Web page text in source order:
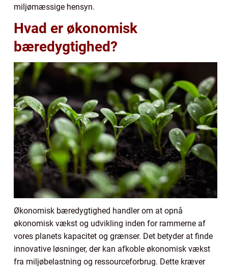
miljømæssige hensyn.
Hvad er økonomisk
bæredygtighed?
Økonomisk bæredygtighed handler om at opnå
økonomisk vækst og udvikling inden for rammerne af
vores planets kapacitet og grænser. Det betyder at finde
innovative løsninger, der kan afkoble økonomisk vækst
fra miljøbelastning og ressourceforbrug. Dette kræver